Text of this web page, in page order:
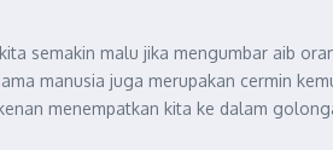
semakin malu jika mengumbar aib
manusia juga merupakan cermin
menempatkan kita ke dalam